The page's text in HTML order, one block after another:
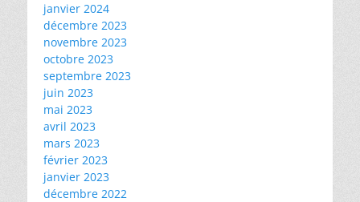
janvier 2024
décembre 2023
novembre 2023
octobre 2023
septembre 2023
juin 2023
mai 2023
avril 2023
mars 2023
février 2023
janvier 2023
décembre 2022